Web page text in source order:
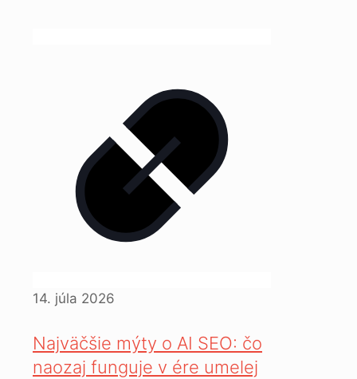
14. júla 2026
Najväčšie mýty o AI SEO: čo
naozaj funguje v ére umelej